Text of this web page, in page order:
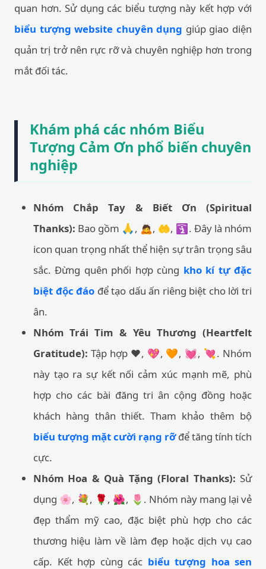
quan hơn. Sử dụng các biểu tượng này kết hợp với
biểu tượng website chuyên dụng giúp giao diện
quản trị trở nên rực rỡ và chuyên nghiệp hơn trong
mắt đối tác.
Khám phá các nhóm Biểu
Tượng Cảm Ơn phổ biến chuyên
nghiệp
Nhóm Chắp Tay & Biết Ơn (Spiritual
Thanks): Bao gồm 🙏, 🙇, 🤲, 🛐. Đây là nhóm
icon quan trọng nhất thể hiện sự trân trọng sâu
sắc. Đừng quên phối hợp cùng kho kí tự đặc
biệt độc đáo để tạo dấu ấn riêng biệt cho lời tri
ân.
Nhóm Trái Tim & Yêu Thương (Heartfelt
Gratitude): Tập hợp ❤️, 💖, 🧡, 💓, 💘. Nhóm
này tạo ra sự kết nối cảm xúc mạnh mẽ, phù
hợp cho các bài đăng tri ân cộng đồng hoặc
khách hàng thân thiết. Tham khảo thêm bộ
biểu tượng mặt cười rạng rỡđể tăng tính tích
cực.
Nhóm Hoa & Quà Tặng (Floral Thanks): Sử
dụng 🌸, 💐, 🌹, 🌺, 🌷. Nhóm này mang lại vẻ
đẹp thẩm mỹ cao, đặc biệt phù hợp cho các
thương hiệu làm về làm đẹp hoặc dịch vụ cao
cấp. Kết hợp cùng các biểu tượng hoa sen